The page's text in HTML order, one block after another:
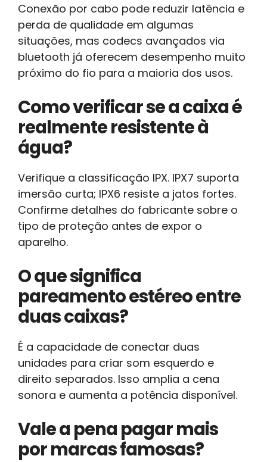
Conexão por cabo pode reduzir latência e
perda de qualidade em algumas
situações, mas codecs avançados via
bluetooth já oferecem desempenho muito
próximo do fio para a maioria dos usos.
Como verificar se a caixa é
realmente resistente à
água?
Verifique a classificação IPX. IPX7 suporta
imersão curta; IPX6 resiste a jatos fortes.
Confirme detalhes do fabricante sobre o
tipo de proteção antes de expor o
aparelho.
O que significa
pareamento estéreo entre
duas caixas?
É a capacidade de conectar duas
unidades para criar som esquerdo e
direito separados. Isso amplia a cena
sonora e aumenta a potência disponível.
Vale a pena pagar mais
por marcas famosas?